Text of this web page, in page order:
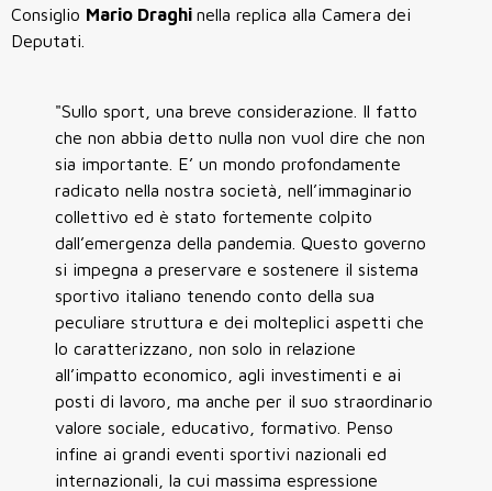
Consiglio Mario Draghi nella replica alla Camera dei
Deputati.
"Sullo sport, una breve considerazione. Il fatto
che non abbia detto nulla non vuol dire che non
sia importante. E’ un mondo profondamente
radicato nella nostra società, nell’immaginario
collettivo ed è stato fortemente colpito
dall’emergenza della pandemia. Questo governo
si impegna a preservare e sostenere il sistema
sportivo italiano tenendo conto della sua
peculiare struttura e dei molteplici aspetti che
lo caratterizzano, non solo in relazione
all’impatto economico, agli investimenti e ai
posti di lavoro, ma anche per il suo straordinario
valore sociale, educativo, formativo. Penso
infine ai grandi eventi sportivi nazionali ed
internazionali, la cui massima espressione